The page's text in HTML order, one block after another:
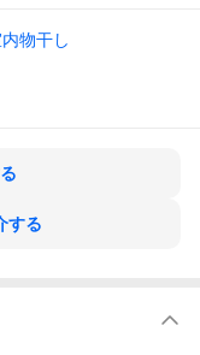
物干し
する